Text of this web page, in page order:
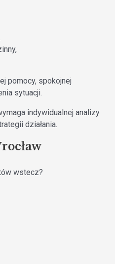
pomocy, spokojnej
sytuacji.
indywidualnej analizy
działania.
wstecz?